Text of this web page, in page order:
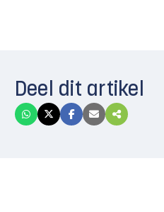
Deel dit artikel